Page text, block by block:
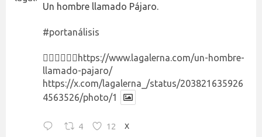
Un hombre llamado Pájaro.
#portanálisis
👉🏻👉🏻👉🏻 https://www.lagalerna.com/un-hombre-
llamado-pajaro/
https://x.com/lagalerna_/status/203821635926
4563526/photo/1
4 12 X